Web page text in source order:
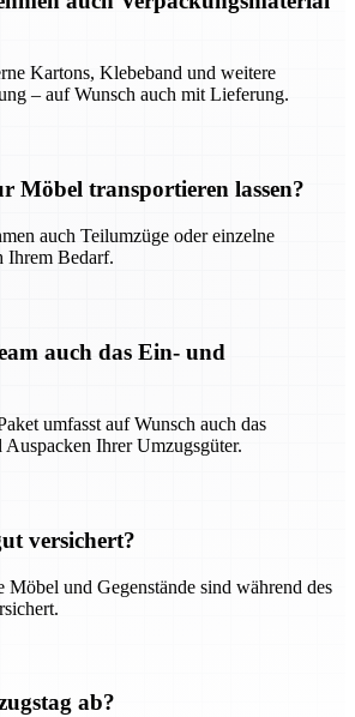
Kartons, Klebeband und weitere
– auf Wunsch auch mit Lieferung.
Möbel transportieren lassen?
auch Teilumzüge oder einzelne
Ihrem Bedarf.
auch das Ein- und
umfasst auf Wunsch auch das
Ihrer Umzugsgüter.
versichert?
Möbel und Gegenstände sind während des
ab?